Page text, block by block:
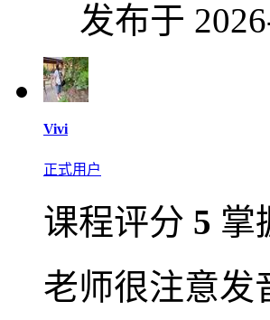
发布于
Vivi
正式用户
课程评分 5 掌
老师很注意发